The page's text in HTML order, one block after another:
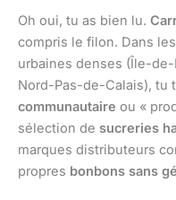
Oh oui, tu as bien lu.
compris le filon. Dans
urbaines denses (Île-de-
Nord-Pas-de-Calais), tu
communautaire ou «
sélection de sucreries
marques distributeurs
propres bonbons sans